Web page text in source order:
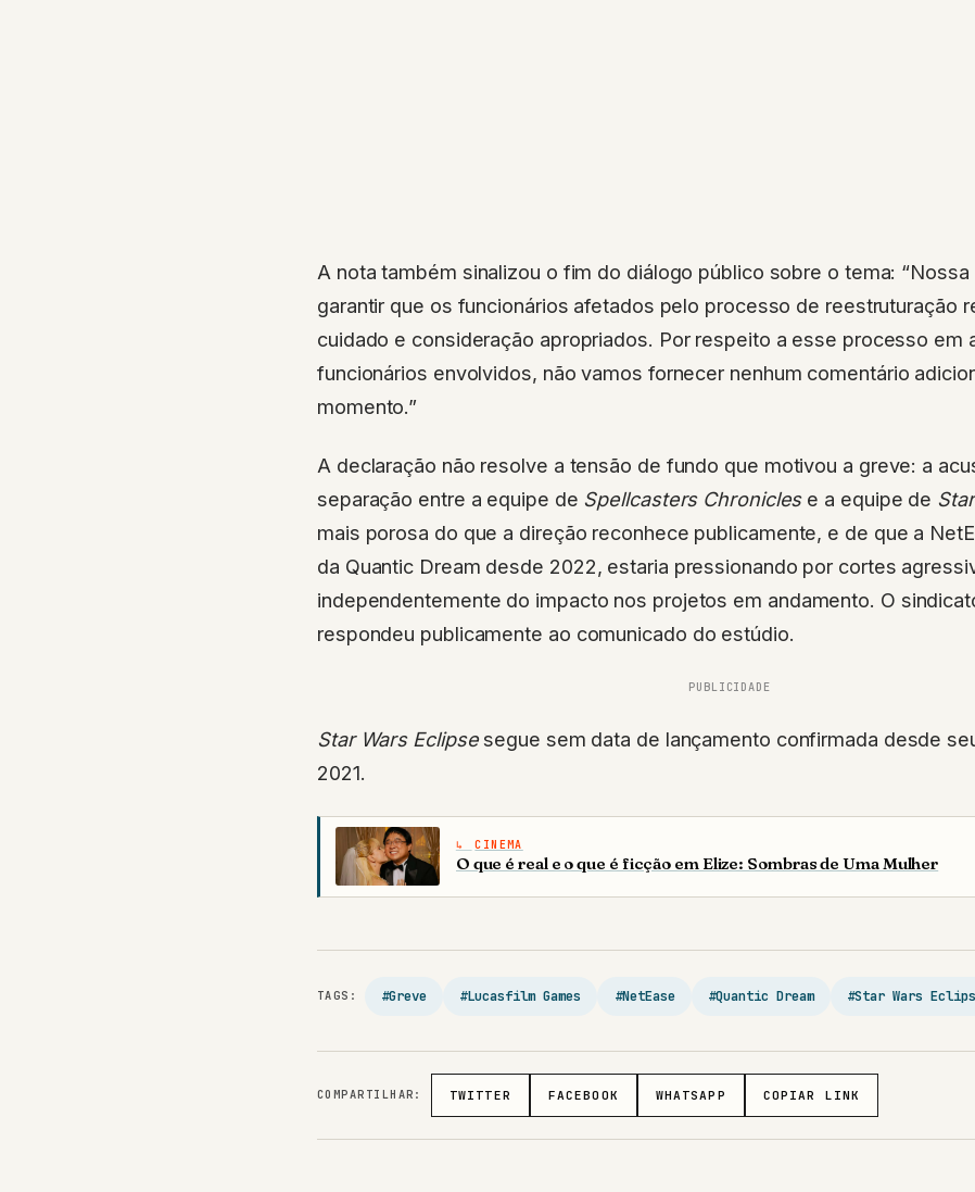
A nota também sinalizou o fim do diálogo público sobre o tema:
garantir que os funcionários afetados pelo processo de reestruturação
cuidado e consideração apropriados. Por respeito a esse processo em
funcionários envolvidos, não vamos fornecer nenhum comentário
momento.”
A declaração não resolve a tensão de fundo que motivou a greve: a
separação entre a equipe de Spellcasters Chroniclese a equipe de
mais porosa do que a direção reconhece publicamente, e de que a
da Quantic Dream desde 2022, estaria pressionando por cortes
independentemente do impacto nos projetos em andamento. O
respondeu publicamente ao comunicado do estúdio.
PUBLICIDADE
Star Wars Eclipsesegue sem data de lançamento confirmada desde
2021.
CINEMA
O que é real e o que é ficção em Elize: Sombras de Uma Mulher
TAGS: #Greve #Lucasfilm Games #NetEase #Quantic Dream #Star Wars
COMPARTILHAR: TWITTER FACEBOOK WHATSAPP COPIAR LINK